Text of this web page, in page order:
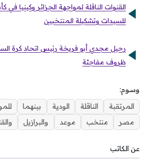
القنوات الناقلة لمواجهة الجزائر وكينيا في
للسيدات وتشكيلة المنتخبين
رحيل مجدي أبو فريخة رئيس اتحاد كرة
ظروف مفاجئة
وسوم:
المرتقبة
الناقلة الودية بينهما
مصر
منتخب موعد والبرازيل
عن الكاتب